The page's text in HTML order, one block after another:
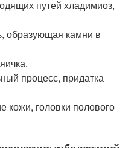
путей хладимиоз,
образующая камни в
процесс, придатка
кожи, головки полового